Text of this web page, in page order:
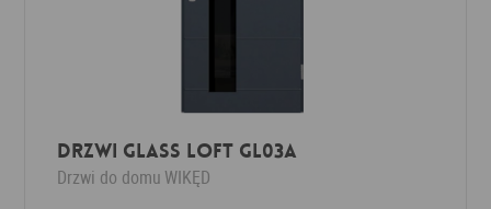
Drzwi Glass Loft GL03a
Drzwi do domu WIKĘD